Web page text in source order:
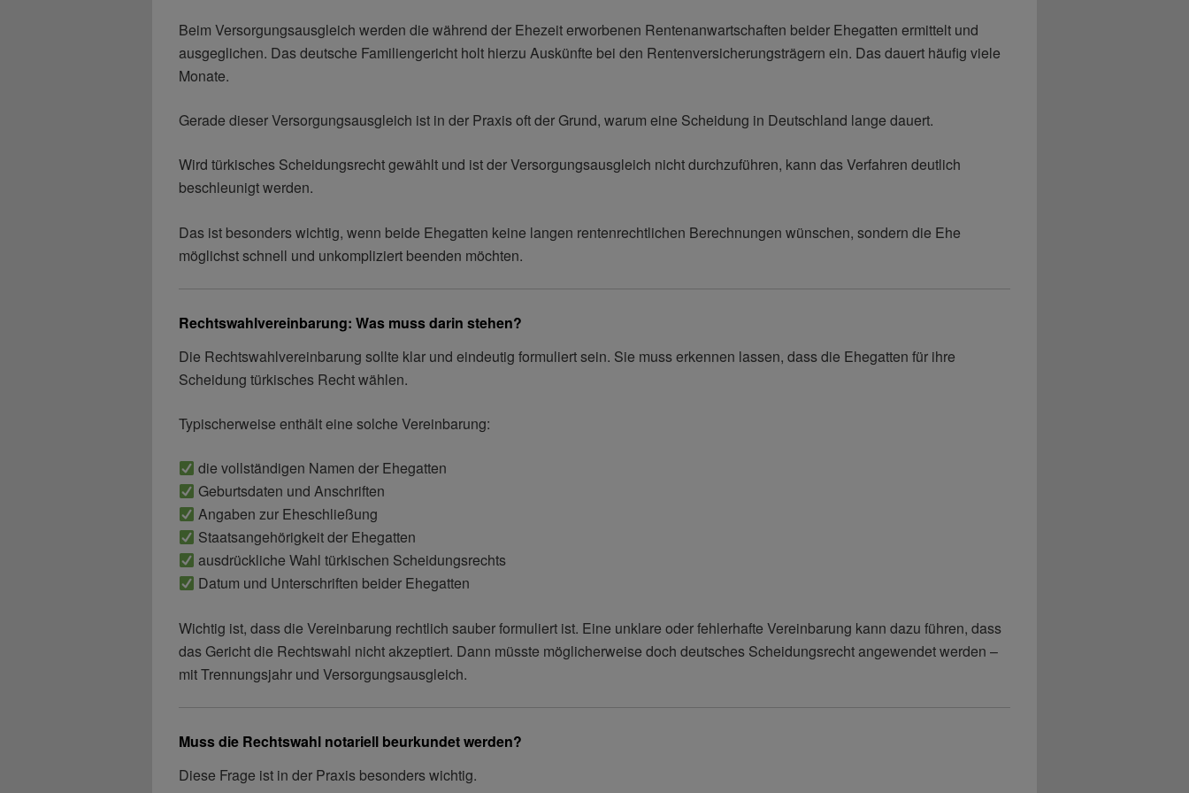
Beim Versorgungsausgleich werden die während der Ehezeit erworbenen Rentenanwartschaften beider Ehegatten ermittelt und
ausgeglichen. Das deutsche Familiengericht holt hierzu Auskünfte bei den Rentenversicherungsträgern ein. Das dauert häufig viele
Monate.
Gerade dieser Versorgungsausgleich ist in der Praxis oft der Grund, warum eine Scheidung in Deutschland lange dauert.
Wird türkisches Scheidungsrecht gewählt und ist der Versorgungsausgleich nicht durchzuführen, kann das Verfahren deutlich
beschleunigt werden.
Das ist besonders wichtig, wenn beide Ehegatten keine langen rentenrechtlichen Berechnungen wünschen, sondern die Ehe
möglichst schnell und unkompliziert beenden möchten.
Rechtswahlvereinbarung: Was muss darin stehen?
Die Rechtswahlvereinbarung sollte klar und eindeutig formuliert sein. Sie muss erkennen lassen, dass die Ehegatten für ihre
Scheidung türkisches Recht wählen.
Typischerweise enthält eine solche Vereinbarung:
die vollständigen Namen der Ehegatten
Geburtsdaten und Anschriften
Angaben zur Eheschließung
Staatsangehörigkeit der Ehegatten
ausdrückliche Wahl türkischen Scheidungsrechts
Datum und Unterschriften beider Ehegatten
Wichtig ist, dass die Vereinbarung rechtlich sauber formuliert ist. Eine unklare oder fehlerhafte Vereinbarung kann dazu führen, dass
das Gericht die Rechtswahl nicht akzeptiert. Dann müsste möglicherweise doch deutsches Scheidungsrecht angewendet werden –
mit Trennungsjahr und Versorgungsausgleich.
Muss die Rechtswahl notariell beurkundet werden?
Diese Frage ist in der Praxis besonders wichtig.